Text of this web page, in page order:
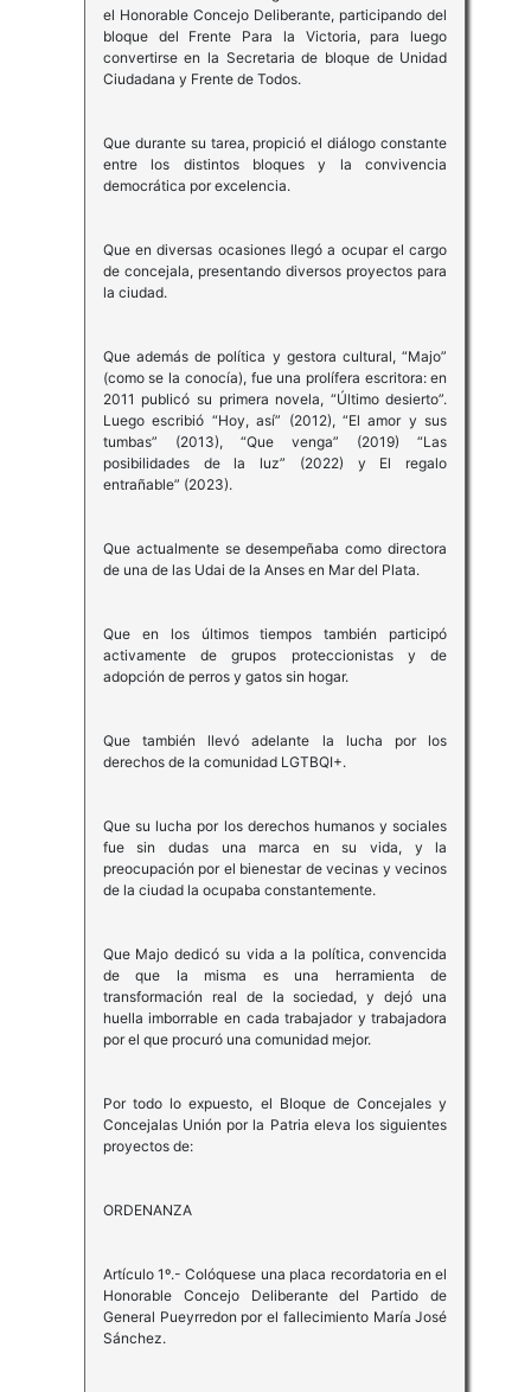
el Honorable Concejo Deliberante, participando del
bloque del Frente Para la Victoria, para luego
convertirse en la Secretaria de bloque de Unidad
Ciudadana y Frente de Todos.
Que durante su tarea, propició el diálogo constante
entre los distintos bloques y la convivencia
democrática por excelencia.
Que en diversas ocasiones llegó a ocupar el cargo
de concejala, presentando diversos proyectos para
la ciudad.
Que además de política y gestora cultural, “Majo”
(como se la conocía), fue una prolífera escritora: en
2011 publicó su primera novela, “Último desierto”.
Luego escribió “Hoy, así” (2012), “El amor y sus
tumbas” (2013), “Que venga” (2019) “Las
posibilidades de la luz” (2022) y El regalo
entrañable” (2023).
Que actualmente se desempeñaba como directora
de una de las Udai de la Anses en Mar del Plata.
Que en los últimos tiempos también participó
activamente de grupos proteccionistas y de
adopción de perros y gatos sin hogar.
Que también llevó adelante la lucha por los
derechos de la comunidad LGTBQI+.
Que su lucha por los derechos humanos y sociales
fue sin dudas una marca en su vida, y la
preocupación por el bienestar de vecinas y vecinos
de la ciudad la ocupaba constantemente.
Que Majo dedicó su vida a la política, convencida
de que la misma es una herramienta de
transformación real de la sociedad, y dejó una
huella imborrable en cada trabajador y trabajadora
por el que procuró una comunidad mejor.
Por todo lo expuesto, el Bloque de Concejales y
Concejalas Unión por la Patria eleva los siguientes
proyectos de:
ORDENANZA
Artículo 1º.- Colóquese una placa recordatoria en el
Honorable Concejo Deliberante del Partido de
General Pueyrredon por el fallecimiento María José
Sánchez.